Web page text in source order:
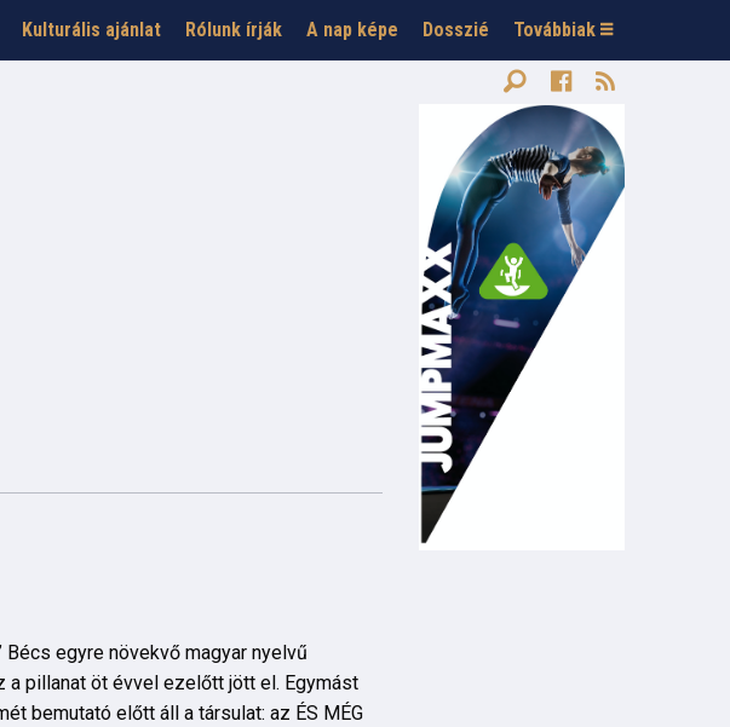
Kulturális ajánlat Rólunk írják A nap képe Dosszié Továbbiak
egyre növekvő magyar nyelvű
pillanat öt évvel ezelőtt jött el. Egymást
bemutató előtt áll a társulat: az ÉS MÉG